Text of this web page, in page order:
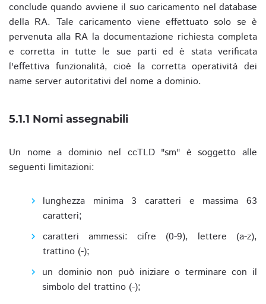
conclude quando avviene il suo caricamento nel database
della RA. Tale caricamento viene effettuato solo se è
pervenuta alla RA la documentazione richiesta completa
e corretta in tutte le sue parti ed è stata verificata
l'effettiva funzionalità, cioè la corretta operatività dei
name server autoritativi del nome a dominio.
5.1.1 Nomi assegnabili
Un nome a dominio nel ccTLD "sm" è soggetto alle
seguenti limitazioni:
lunghezza minima 3 caratteri e massima 63
caratteri;
caratteri ammessi: cifre (0-9), lettere (a-z),
trattino (-);
un dominio non può iniziare o terminare con il
simbolo del trattino (-);